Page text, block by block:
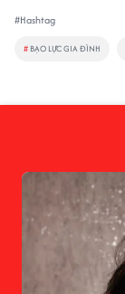
#Hashtag
# BẠO LỰC GIA ĐÌNH